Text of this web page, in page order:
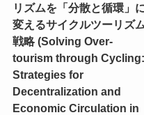
リズムを「分散と循環」
変えるサイクルツーリズ
戦略 (Solving Over-
tourism through Cycling:
Strategies for
Decentralization and
Economic Circulation in